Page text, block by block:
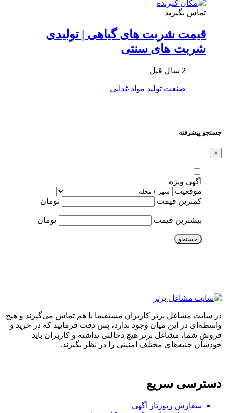
تماس بگیرید
قیمت شربت های گیاهی | تولیدی
شربت های سنتی
2 سال قبل
صنعت تولید مواد غذایی
جستجو پیشرفته
×
آگهی ویژه
موقعیت
کمترین قیمت
تومان
بیشترین قیمت تومان
جستجو
در سایت مشاغل برتر کاربران مستقیما با هم تماس می‌گیرند و هیچ
واسطه‌ای در این میان وجود ندارد، پس دقت فرمایید که در خرید و
فروشِ شما، مشاغل برتر هیچ دخالتی نداشته و کاربران باید
خودشان جنبه‌های مختلف امنیتی را در نظر بگیرند.
دسترسی سریع
سفارش رپورتاژ آگهی